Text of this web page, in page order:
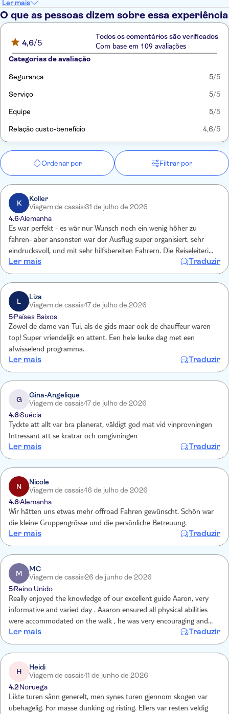
Ler mais
O que as pessoas dizem sobre essa experiência
4,6/5
Todos os comentários são verificados
Com base em 109 avaliações
Categorias de avaliação
Segurança 5/5
Serviço 5/5
Equipe 5/5
Relação custo-benefício 4,6/5
Ordenar por Filtrar por
K
Koller
Viagem de casais31 de julho de 2026
4.6Alemanha
Es war perfekt - es wär nur Wunsch noch ein wenig höher zu
fahren- aber ansonsten war der Ausflug super organisiert, sehr
eindrucksvoll, und mit sehr hilfsbereiten Fahrern. Die Reiseleiterin
war spitze!!!
Ler mais Traduzir
L
Liza
Viagem de casais17 de julho de 2026
5Países Baixos
Zowel de dame van Tui, als de gids maar ook de chauffeur waren
top! Super vriendelijk en attent. Een hele leuke dag met een
afwisselend programma.
Ler mais Traduzir
G
Gina-Angelique
Viagem de casais17 de julho de 2026
4.6Suécia
Tyckte att allt var bra planerat, väldigt god mat vid vinprovningen
Intressant att se kratrar och omgivningen
Ler mais Traduzir
N
Nicole
Viagem de casais16 de julho de 2026
4.6Alemanha
Wir hätten uns etwas mehr offroad Fahren gewünscht. Schön war
die kleine Gruppengrösse und die persönliche Betreuung.
Ler mais Traduzir
M
MC
Viagem de casais26 de junho de 2026
5Reino Unido
Really enjoyed the knowledge of our excellent guide Aaron, very
informative and varied day . Aaaron ensured all physical abilities
were accommodated on the walk , he was very encouraging and
with a lovely lunch at the end and they catered for my Gluten Free
need.
Ler mais Traduzir
H
Heidi
Viagem de casais11 de junho de 2026
4.2Noruega
Likte turen sånn generelt, men synes turen gjennom skogen var
ubehagelig. For masse dunking og risting. Ellers var resten veldig